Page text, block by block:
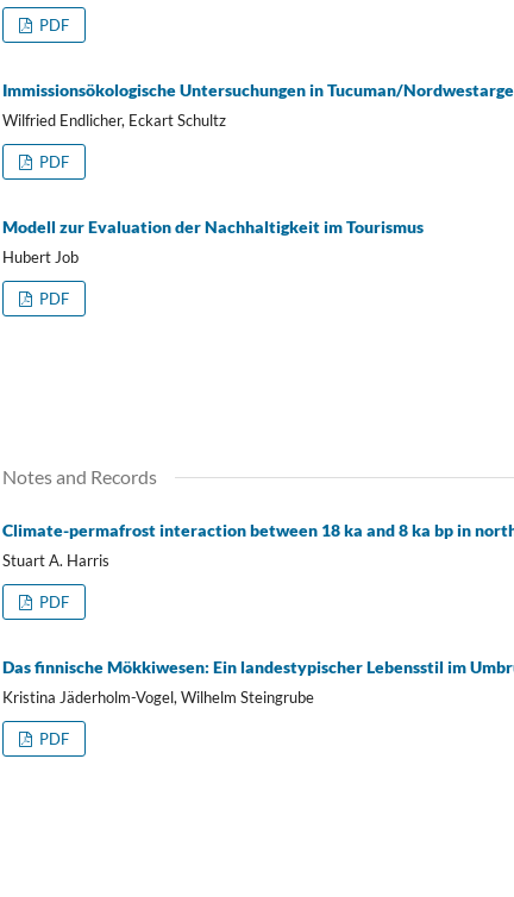
PDF
Immissionsökologische Untersuchungen in Tucuman/
Wilfried Endlicher, Eckart Schultz
PDF
Modell zur Evaluation der Nachhaltigkeit im Tourismus
Hubert Job
PDF
Notes and Records
Climate-permafrost interaction between 18 ka and 8 ka bp in
Stuart A. Harris
PDF
Das finnische Mökkiwesen: Ein landestypischer Lebensstil im
Kristina Jäderholm-Vogel, Wilhelm Steingrube
PDF